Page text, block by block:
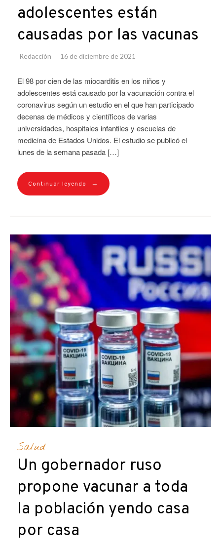
adolescentes están
causadas por las vacunas
Redacción 16 de diciembre de 2021
El 98 por cien de las miocarditis en los niños y
adolescentes está causado por la vacunación contra el
coronavirus según un estudio en el que han participado
decenas de médicos y científicos de varias
universidades, hospitales infantiles y escuelas de
medicina de Estados Unidos. El estudio se publicó el
lunes de la semana pasada […]
Continuar leyendo →
Salud
Un gobernador ruso
propone vacunar a toda
la población yendo casa
por casa